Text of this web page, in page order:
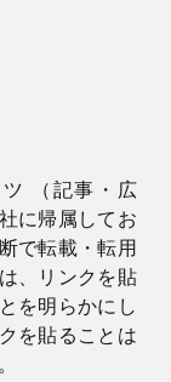
（記事・広
に帰属してお
で転載・転用
、リンクを貼
を明らかにし
を貼ることは